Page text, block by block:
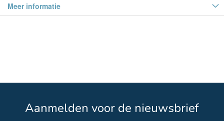
Meer informatie
Aanmelden voor de nieuwsbrief